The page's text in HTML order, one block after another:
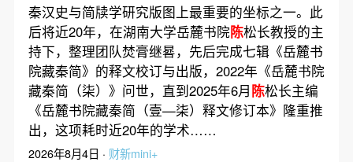
秦汉史与简牍学研究版图上最重要的坐标之一。此
后将近20年，在湖南大学岳麓书院陈松长教授的主
持下，整理团队焚膏继晷，先后完成七辑《岳麓书
院藏秦简》的释文校订与出版，2022年《岳麓书院
藏秦简（柒）》问世，直到2025年6月陈松长主编
《岳麓书院藏秦简（壹—柒）释文修订本》隆重推
出，这项耗时近20年的学术……
2026年8月4日 · 财新mini+